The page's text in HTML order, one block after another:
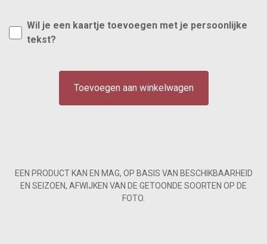
Wil je een kaartje toevoegen met je persoonlijke
tekst?
Toevoegen aan winkelwagen
EEN PRODUCT KAN EN MAG, OP BASIS VAN BESCHIKBAARHEID
EN SEIZOEN, AFWIJKEN VAN DE GETOONDE SOORTEN OP DE
FOTO.